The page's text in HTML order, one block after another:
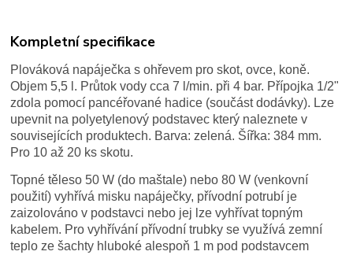
Kompletní specifikace
Plováková napáječka s ohřevem pro skot, ovce, koně.
Objem 5,5 l. Průtok vody cca 7 l/min. při 4 bar. Přípojka 1/2"
zdola pomocí pancéřované hadice (součást dodávky). Lze
upevnit na polyetylenový podstavec který naleznete v
souvisejících produktech. Barva: zelená. Šířka: 384 mm.
Pro 10 až 20 ks skotu.
Topné těleso 50 W (do maštale) nebo 80 W (venkovní
použití) vyhřívá misku napáječky, přívodní potrubí je
zaizolováno v podstavci nebo jej lze vyhřívat topným
kabelem. Pro vyhřívání přívodní trubky se využívá zemní
teplo ze šachty hluboké alespoň 1 m pod podstavcem